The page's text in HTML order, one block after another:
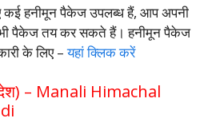
कई हनीमून पैकेज उपलब्ध हैं, आप अपनी
पैकेज तय कर सकते हैं। हनीमून पैकेज
के लिए –यहां क्लिक करें
– Manali Himachal